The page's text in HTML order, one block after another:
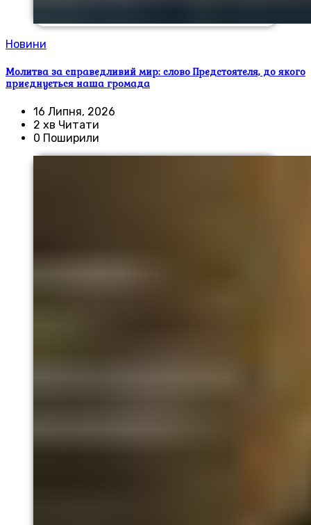
Новини
Молитва за справедливий мир: слово Предстоятеля, до якого
приєднується наша громада
16 Липня, 2026
2 хв Читати
0 Поширили